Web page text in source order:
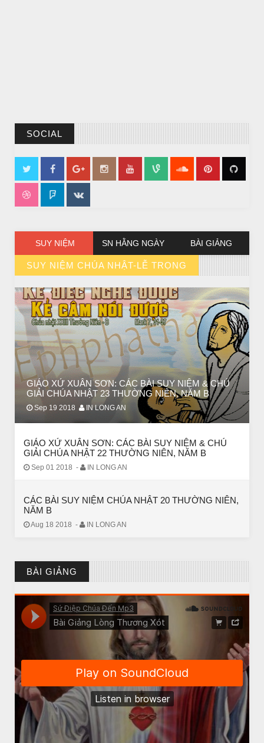
SOCIAL
SUY NIỆM SN HẰNG NGÀY BÀI GIẢNG
SUY NIỆM CHÚA NHẬT-LỄ TRỌNG
// VIEW MORE BY SUY NIỆM CHÚA NHẬT-LỄ TRỌNG
GIÁO XỨ XUÂN SƠN: CÁC BÀI SUY NIỆM & CHÚ
GIẢI CHÚA NHẬT 23 THƯỜNG NIÊN, NĂM B
Sep 19 2018 IN LONG AN
GIÁO XỨ XUÂN SƠN: CÁC BÀI SUY NIỆM & CHÚ
GIẢI CHÚA NHẬT 22 THƯỜNG NIÊN, NĂM B
Sep 01 2018 - IN LONG AN
CÁC BÀI SUY NIỆM CHÚA NHẬT 20 THƯỜNG NIÊN,
NĂM B
Aug 18 2018 - IN LONG AN
BÀI GIẢNG
CÔ BÉ BÁN DIÊM
CHUYỆN Ý NGHĨA
ĐÊM NOEL ĐẸP NHẤT TRONG ĐỜI
CHUYỆN Ý NGHĨA